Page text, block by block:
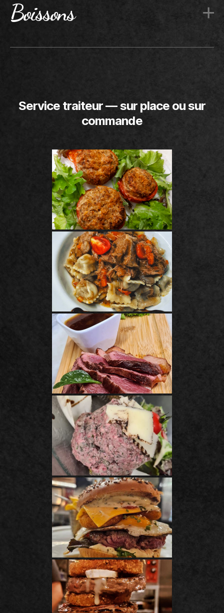
Boissons
Service traiteur — sur place ou sur
commande